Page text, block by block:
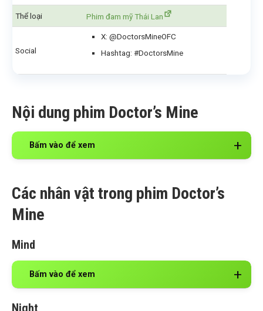
Thể loại Phim đam mỹ Thái Lan
Social
X: @DoctorsMineOFC
Hashtag: #DoctorsMine
Nội dung phim Doctor’s Mine
Bấm vào để xem
Các nhân vật trong phim Doctor’s
Mine
Mind
Bấm vào để xem